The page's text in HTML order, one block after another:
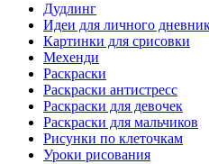
Дудлинг
Идеи для личного
Картинки для срисовки
Мехенди
Раскраски
Раскраски антистресс
Раскраски для девочек
Раскраски для мальчиков
Рисунки по клеточкам
Уроки рисования